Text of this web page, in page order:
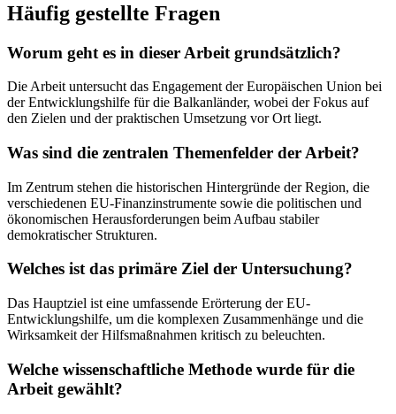
Häufig gestellte Fragen
Worum geht es in dieser Arbeit grundsätzlich?
Die Arbeit untersucht das Engagement der Europäischen Union bei
der Entwicklungshilfe für die Balkanländer, wobei der Fokus auf
den Zielen und der praktischen Umsetzung vor Ort liegt.
Was sind die zentralen Themenfelder der Arbeit?
Im Zentrum stehen die historischen Hintergründe der Region, die
verschiedenen EU-Finanzinstrumente sowie die politischen und
ökonomischen Herausforderungen beim Aufbau stabiler
demokratischer Strukturen.
Welches ist das primäre Ziel der Untersuchung?
Das Hauptziel ist eine umfassende Erörterung der EU-
Entwicklungshilfe, um die komplexen Zusammenhänge und die
Wirksamkeit der Hilfsmaßnahmen kritisch zu beleuchten.
Welche wissenschaftliche Methode wurde für die
Arbeit gewählt?